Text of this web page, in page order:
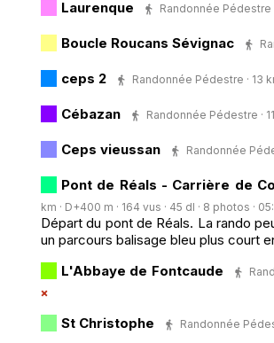
Laurenque Randonnée Pédestre
Boucle Roucans Sévignac
ceps 2 Randonnée Pédestre · 13
Cébazan Randonnée Pédestre · 11
Ceps vieussan Randonnée
Pont de Réals - Carrière de
km · D+400 m · 164 vus · 45 dl · 8 photos ·
Départ du pont de Réals. La rando
un parcours balisage bleu plus court
L'Abbaye de Fontcaude
St Christophe Randonnée